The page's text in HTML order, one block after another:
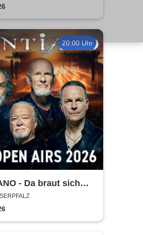
20:00 Uhr
- Da braut sich
- Open Air